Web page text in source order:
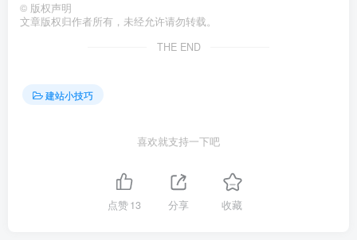
© 版权声明
文章版权归作者所有，未经允许请勿转载。
THE END
建站小技巧
喜欢就支持一下吧
点赞13 分享 收藏